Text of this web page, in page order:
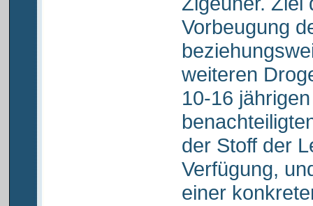
Vorbeugung
weiteren
10-16
der Stoff der
Verfügung,
einer